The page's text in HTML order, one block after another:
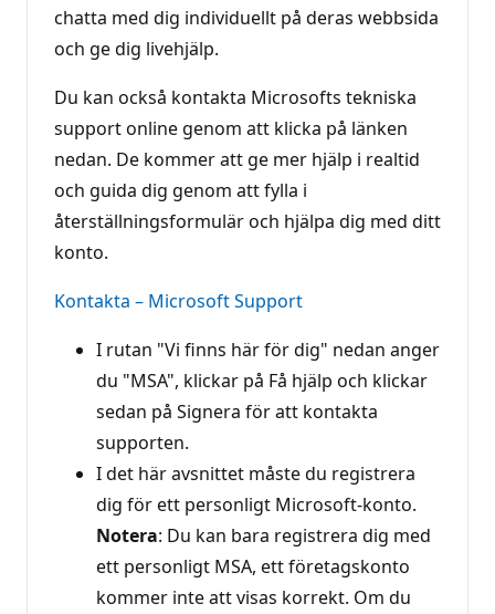
chatta med dig individuellt på deras webbsida
och ge dig livehjälp.
Du kan också kontakta Microsofts tekniska
support online genom att klicka på länken
nedan. De kommer att ge mer hjälp i realtid
och guida dig genom att fylla i
återställningsformulär och hjälpa dig med ditt
konto.
Kontakta – Microsoft Support
I rutan "Vi finns här för dig" nedan anger
du "MSA", klickar på Få hjälp och klickar
sedan på Signera för att kontakta
supporten.
I det här avsnittet måste du registrera
dig för ett personligt Microsoft-konto.
Notera: Du kan bara registrera dig med
ett personligt MSA, ett företagskonto
kommer inte att visas korrekt. Om du